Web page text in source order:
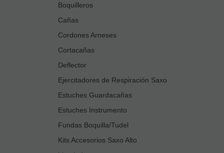
Boquilleros
Cañas
Cordones Arneses
Cortacañas
Deflector
Ejercitadores de Respiración Saxo
Estuches Guardacañas
Estuches Instrumento
Fundas Boquilla/Tudel
Kits Accesorios Saxo Alto